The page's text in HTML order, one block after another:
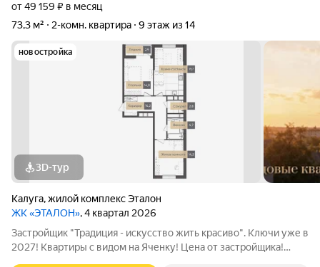
от 49 159 ₽ в месяц
73,3 м²
2-комн. квартира 9 этаж из 14
новостройка
3D-тур
Калуга,жилой комплекс Эталон
ЖК «ЭТАЛОН», 4 квартал 2026
Застройщик "Традиция - искусство жить красиво". Ключи уже в
2027! Квартиры с видом на Яченку! Цена от застройщика!